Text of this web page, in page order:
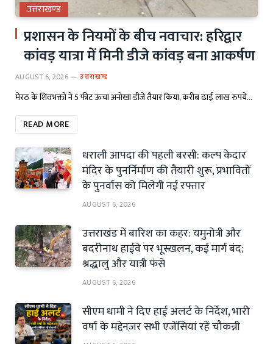
उत्तराखण्ड
प्रशासन के नियमों के बीच नवाचार: हरिद्वार
कांवड़ यात्रा में मिनी डीजे कांवड़ बना आकर्षण
AUGUST 6, 2026 उत्तराखण्ड
मेरठ के शिवभक्तों ने 5 फीट ऊंचा अनोखा डीजे तैयार किया, करीब ढाई लाख रुपये…
READ MORE
धराली आपदा की पहली बरसी: कल्प केदार
मंदिर के पुनर्निर्माण की तैयारी शुरू, प्रभावितों
के पुनर्वास को मिलेगी नई रफ्तार
AUGUST 6, 2026
उत्तराखंड में बारिश का कहर: यमुनोत्री और
बदरीनाथ हाईवे पर भूस्खलन, कई मार्ग बंद;
श्रद्धालु और यात्री फंसे
AUGUST 6, 2026
सीएम धामी ने दिए हाई अलर्ट के निर्देश, भारी
वर्षा के मद्देनज़र सभी एजेंसियां रहें चौकन्नी